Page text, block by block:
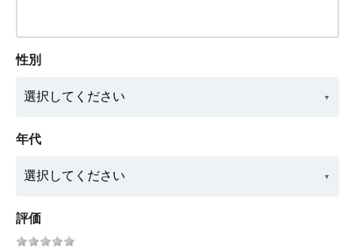
性別
年代
評価